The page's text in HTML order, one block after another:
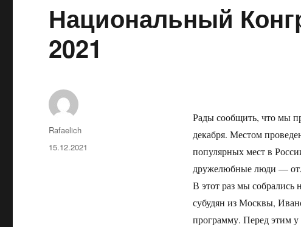
Национальный
2021
Рады сообщить, что мы
декабря. Местом
популярных мест в
дружелюбные люди —
В этот раз мы
субудян из Москвы,
программу. Перед этим у
Автор
Rafaelich
Опубликовано
15.12.2021